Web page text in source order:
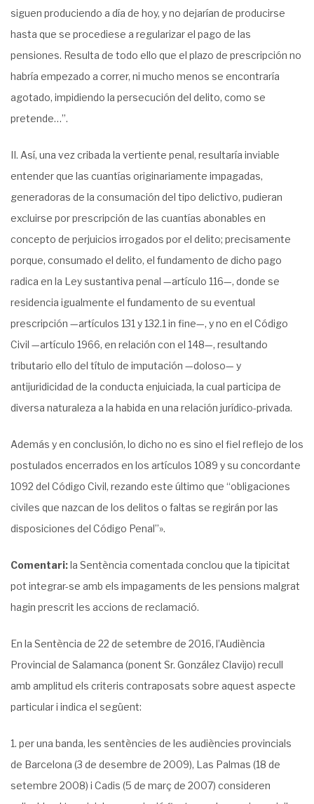
siguen produciendo a día de hoy, y no dejarían de producirse
hasta que se procediese a regularizar el pago de las
pensiones. Resulta de todo ello que el plazo de prescripción no
habría empezado a correr, ni mucho menos se encontraría
agotado, impidiendo la persecución del delito, como se
pretende…”.
II. Así, una vez cribada la vertiente penal, resultaría inviable
entender que las cuantías originariamente impagadas,
generadoras de la consumación del tipo delictivo, pudieran
excluirse por prescripción de las cuantías abonables en
concepto de perjuicios irrogados por el delito; precisamente
porque, consumado el delito, el fundamento de dicho pago
radica en la Ley sustantiva penal —artículo 116—, donde se
residencia igualmente el fundamento de su eventual
prescripción —artículos 131 y 132.1 in fine—, y no en el Código
Civil —artículo 1966, en relación con el 148—, resultando
tributario ello del título de imputación —doloso— y
antijuridicidad de la conducta enjuiciada, la cual participa de
diversa naturaleza a la habida en una relación jurídico-privada.
Además y en conclusión, lo dicho no es sino el fiel reflejo de los
postulados encerrados en los artículos 1089 y su concordante
1092 del Código Civil, rezando este último que “obligaciones
civiles que nazcan de los delitos o faltas se regirán por las
disposiciones del Código Penal”».
Comentari:la Sentència comentada conclou que la tipicitat
pot integrar-se amb els impagaments de les pensions malgrat
hagin prescrit les accions de reclamació.
En la Sentència de 22 de setembre de 2016, l’Audiència
Provincial de Salamanca (ponent Sr. González Clavijo) recull
amb amplitud els criteris contraposats sobre aquest aspecte
particular i indica el següent:
per una banda, les sentències de les audiències provincials
de Barcelona (3 de desembre de 2009), Las Palmas (18 de
setembre 2008) i Cadis (5 de març de 2007) consideren